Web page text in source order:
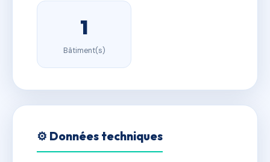
1
Bâtiment(s)
⚙️ Données techniques